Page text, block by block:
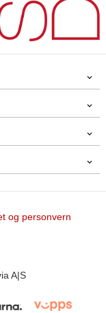
og personvern
A|S